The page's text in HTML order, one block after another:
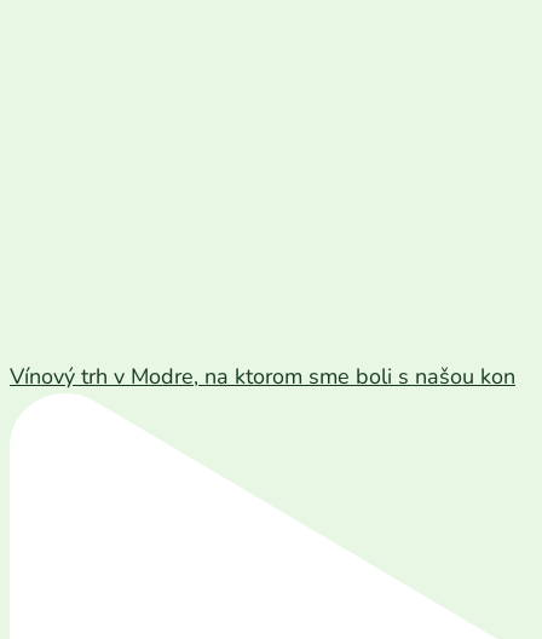
Vínový trh v Modre, na ktorom sme boli s našou kon